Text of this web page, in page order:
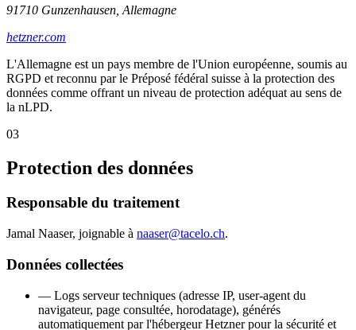
91710 Gunzenhausen, Allemagne
hetzner.com
L'Allemagne est un pays membre de l'Union européenne, soumis au
RGPD et reconnu par le Préposé fédéral suisse à la protection des
données comme offrant un niveau de protection adéquat au sens de
la nLPD.
03
Protection des données
Responsable du traitement
Jamal Naaser, joignable à naaser@tacelo.ch.
Données collectées
— Logs serveur techniques (adresse IP, user-agent du
navigateur, page consultée, horodatage), générés
automatiquement par l'hébergeur Hetzner pour la sécurité et